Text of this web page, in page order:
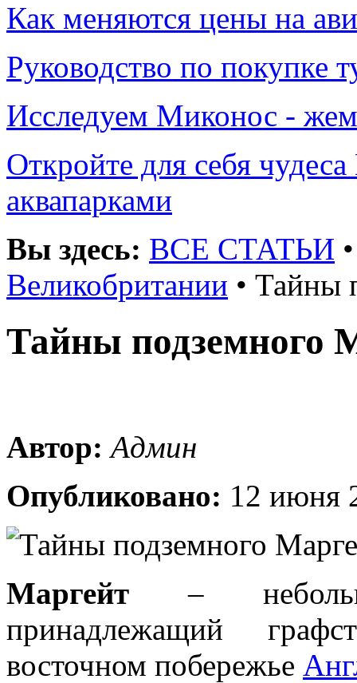
Как меняются цены на
Руководство по покупке
Исследуем Миконос -
Откройте для себя
аквапарками
Вы здесь: ВСЕ СТАТЬИ
Великобритании • Тайны
Тайны подземного
Автор: Админ
Опубликовано: 12 июня
Маргейт–
принадлежащий
восточном побережье